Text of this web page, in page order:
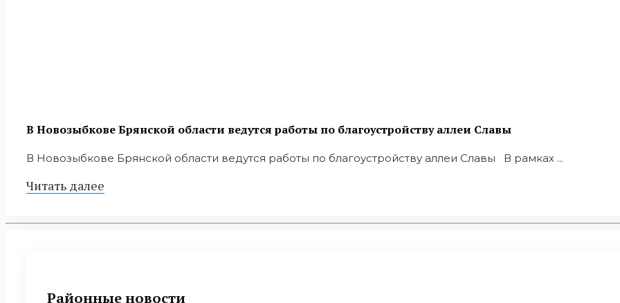
В Новозыбкове Брянской области ведутся работы по благоустройству аллеи Славы
В Новозыбкове Брянской области ведутся работы по благоустройству аллеи Славы В рамках ...
Читать далее
Районные новости